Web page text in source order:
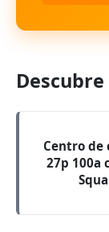
Centro
27p 100a